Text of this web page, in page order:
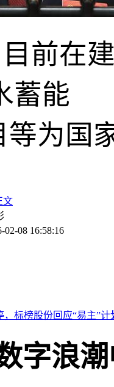
文
02-08 16:58:16
字浪